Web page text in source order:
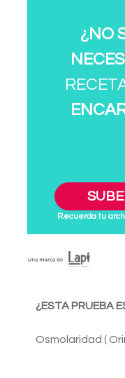
¿NO
Recuerda tu
¿ESTA PRUEBA
Osmolaridad (